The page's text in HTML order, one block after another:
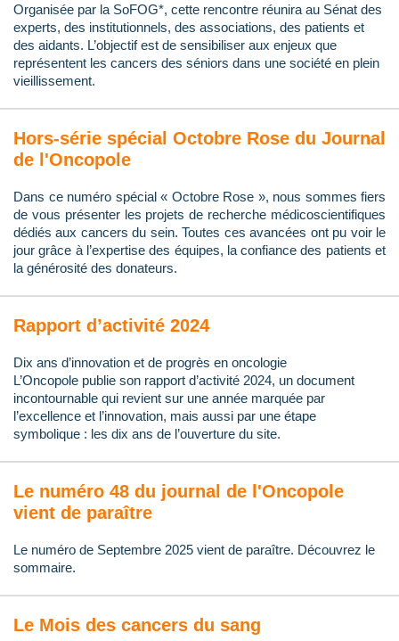
Organisée par la SoFOG*, cette rencontre réunira au Sénat des
experts, des institutionnels, des associations, des patients et
des aidants. L’objectif est de sensibiliser aux enjeux que
représentent les cancers des séniors dans une société en plein
vieillissement.
Hors-série spécial Octobre Rose du Journal
de l'Oncopole
Dans ce numéro spécial « Octobre Rose », nous sommes fiers
de vous présenter les projets de recherche médicoscientifiques
dédiés aux cancers du sein. Toutes ces avancées ont pu voir le
jour grâce à l’expertise des équipes, la confiance des patients et
la générosité des donateurs.
Rapport d’activité 2024
Dix ans d’innovation et de progrès en oncologie
L’Oncopole publie son rapport d’activité 2024, un document
incontournable qui revient sur une année marquée par
l’excellence et l’innovation, mais aussi par une étape
symbolique : les dix ans de l’ouverture du site.
Le numéro 48 du journal de l'Oncopole
vient de paraître
Le numéro de Septembre 2025 vient de paraître. Découvrez le
sommaire.
Le Mois des cancers du sang